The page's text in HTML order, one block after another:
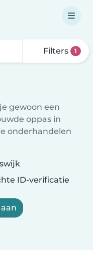
Filters 1
gewoon een
oppas in
onderhandelen
ID-verificatie